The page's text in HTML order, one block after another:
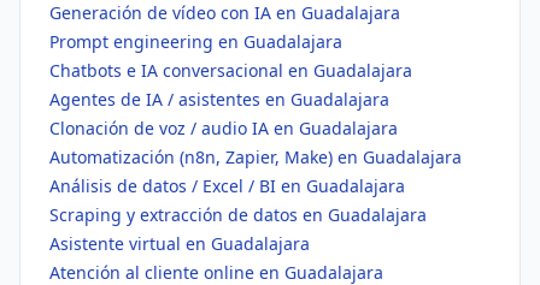
Generación de vídeo con IA en Guadalajara
Prompt engineering en Guadalajara
Chatbots e IA conversacional en Guadalajara
Agentes de IA / asistentes en Guadalajara
Clonación de voz / audio IA en Guadalajara
Automatización (n8n, Zapier, Make) en Guadalajara
Análisis de datos / Excel / BI en Guadalajara
Scraping y extracción de datos en Guadalajara
Asistente virtual en Guadalajara
Atención al cliente online en Guadalajara